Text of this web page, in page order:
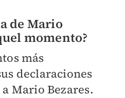
de Mario
momento?
más
declaraciones
Mario Bezares.